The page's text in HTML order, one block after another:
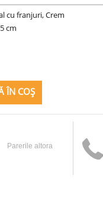
cu franjuri, Crem
cm
ÎN COȘ
Parerile altora